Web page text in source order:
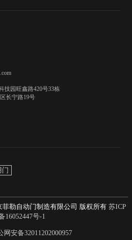
技园旺鑫路420号33栋
长宁路19号
门
菲勒自动门制造有限公司 版权所有苏ICP
16052447号-1
网安备32011202000957